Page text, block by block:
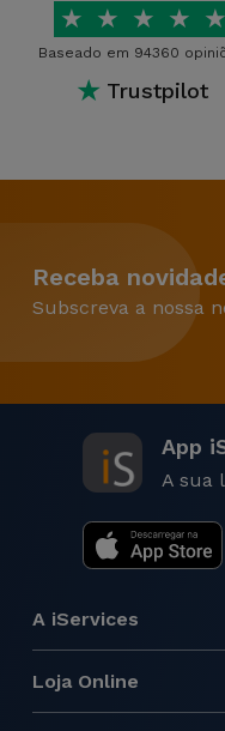
★ ★ ★ ★ ★
Baseado em 94360
★ Trustpilot
Receba
Subscreva a nossa
App
A sua
A iServices
Loja Online